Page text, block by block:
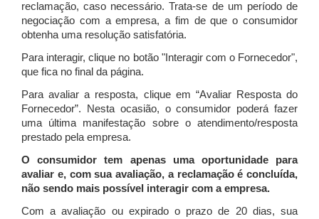
reclamação, caso necessário.Trata-se de um período de
negociação com a empresa, a fim de que o consumidor
obtenha uma resolução satisfatória.
Para interagir, clique no botão "Interagir com o Fornecedor",
que fica no final da página.
Para avaliar a resposta, clique em “Avaliar Resposta do
Fornecedor”. Nesta ocasião, o consumidor poderá fazer
uma última manifestação sobre o atendimento/resposta
prestado pela empresa.
O consumidor tem apenas uma oportunidade para
avaliar e, com sua avaliação, a reclamação é concluída,
não sendo mais possível interagir com a empresa.
Com a avaliação ou expirado o prazo de 20 dias, sua